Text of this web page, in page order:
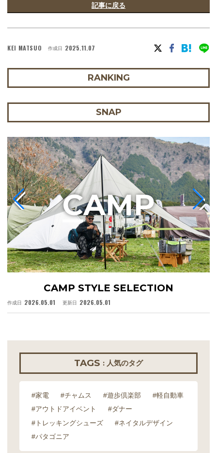
記事に戻る
KEI MATSUO 作成日 2025.11.07
RANKING
SNAP
CAMP STYLE SELECTION
作成日 2026.05.01 更新日 2026.05.01
CAMP
TAGS : 人気のタグ
#家電 #チャムス #遊歩倶楽部
#軽自動車
#アウトドアイベント
#ダナー
#トレッキングシューズ
#ネイタルデザイン
#パタゴニア